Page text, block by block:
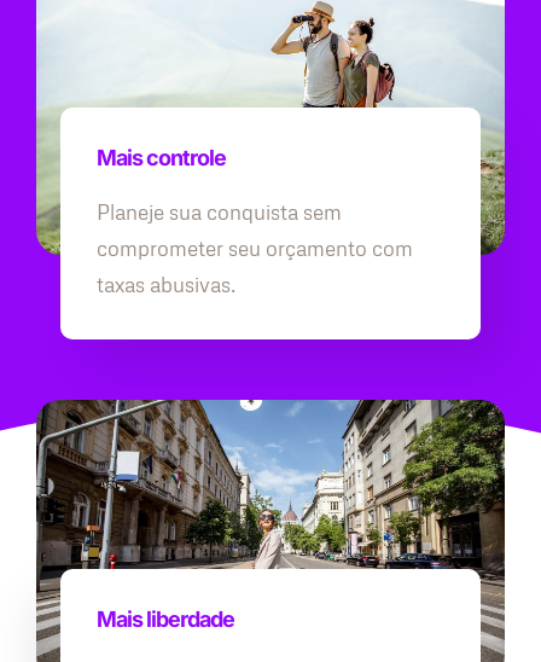
Mais controle
Planeje sua conquista sem
comprometer seu orçamento com
taxas abusivas.
Mais liberdade